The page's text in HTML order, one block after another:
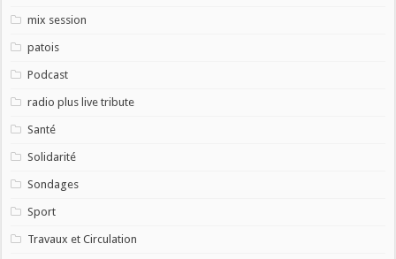
mix session
patois
Podcast
radio plus live tribute
Santé
Solidarité
Sondages
Sport
Travaux et Circulation